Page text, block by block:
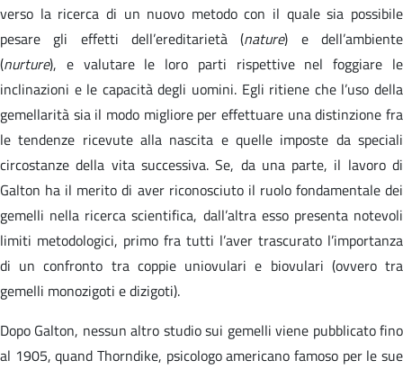
verso la ricerca di un nuovo metodo con il quale sia possibile
pesare gli effetti dell’ereditarietà (nature) e dell’ambiente
(nurture), e valutare le loro parti rispettive nel foggiare le
inclinazioni e le capacità degli uomini. Egli ritiene che l’uso della
gemellarità sia il modo migliore per effettuare una distinzione fra
le tendenze ricevute alla nascita e quelle imposte da speciali
circostanze della vita successiva. Se, da una parte, il lavoro di
Galton ha il merito di aver riconosciuto il ruolo fondamentale dei
gemelli nella ricerca scientifica, dall’altra esso presenta notevoli
limiti metodologici, primo fra tutti l’aver trascurato l’importanza
di un confronto tra coppie uniovulari e biovulari (ovvero tra
gemelli monozigoti e dizigoti).
Dopo Galton, nessun altro studio sui gemelli viene pubblicato fino
al 1905, quand Thorndike, psicologo americano famoso per le sue